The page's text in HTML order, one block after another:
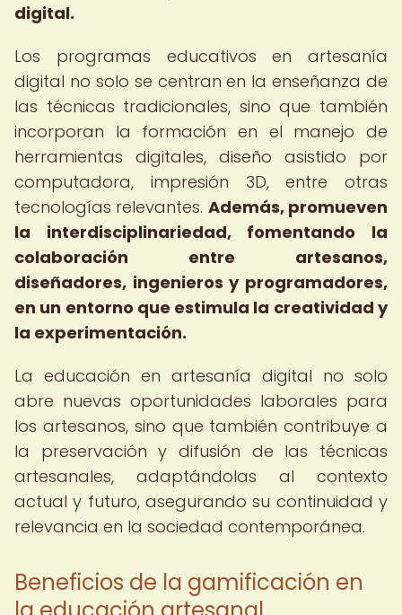
digital.
Los programas educativos en artesanía
digital no solo se centran en la enseñanza de
las técnicas tradicionales, sino que también
incorporan la formación en el manejo de
herramientas digitales, diseño asistido por
computadora, impresión 3D, entre otras
tecnologías relevantes. Además, promueven
la interdisciplinariedad, fomentando la
colaboración entre artesanos,
diseñadores, ingenieros y programadores,
en un entorno que estimula la creatividad y
la experimentación.
La educación en artesanía digital no solo
abre nuevas oportunidades laborales para
los artesanos, sino que también contribuye a
la preservación y difusión de las técnicas
artesanales, adaptándolas al contexto
actual y futuro, asegurando su continuidad y
relevancia en la sociedad contemporánea.
Beneficios de la gamificación en